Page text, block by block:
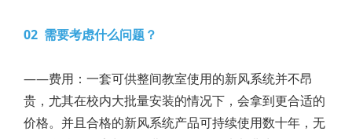
02 需要考虑什么问题？
——费用：一套可供整间教室使用的新风系统并不昂
贵，尤其在校内大批量安装的情况下，会拿到更合适的
价格。并且合格的新风系统产品可持续使用数十年，无